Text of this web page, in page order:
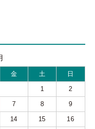
金 土 日
1 2
7 8 9
14 15 16